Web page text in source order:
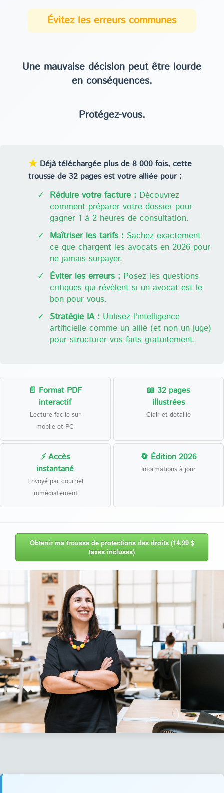
Évitez les erreurs communes
Une mauvaise décision peut être lourde
en conséquences.
Protégez-vous.
★ Déjà téléchargée plus de 8 000 fois, cette
trousse de 32 pages est votre alliée pour :
✓ Réduire votre facture : Découvrez
comment préparer votre dossier pour
gagner 1 à 2 heures de consultation.
✓ Maîtriser les tarifs : Sachez exactement
ce que chargent les avocats en 2026 pour
ne jamais surpayer.
✓ Éviter les erreurs : Posez les questions
critiques qui révèlent si un avocat est le
bon pour vous.
✓ Stratégie IA : Utilisez l'intelligence
artificielle comme un allié (et non un juge)
pour structurer vos faits gratuitement.
📄 Format PDF
interactif
Lecture facile sur
mobile et PC
📖 32 pages
illustrées
Clair et détaillé
⚡ Accès
instantané
Envoyé par courriel
immédiatement
🔄 Édition 2026
Informations à jour
Obtenir ma trousse de protections des droits (14,99 $
taxes incluses)